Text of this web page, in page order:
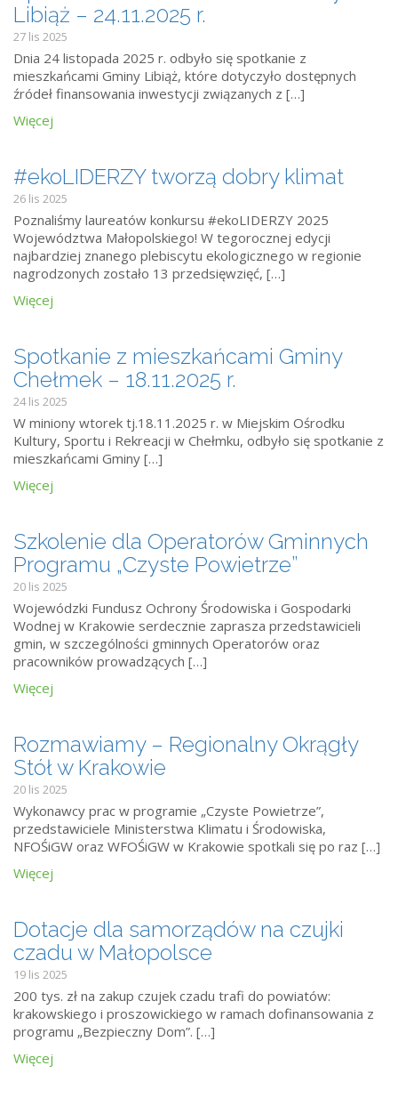
Libiąż – 24.11.2025 r.
27 lis 2025
Dnia 24 listopada 2025 r. odbyło się spotkanie z
mieszkańcami Gminy Libiąż, które dotyczyło dostępnych
źródeł finansowania inwestycji związanych z […]
Więcej
#ekoLIDERZY tworzą dobry klimat
26 lis 2025
Poznaliśmy laureatów konkursu #ekoLIDERZY 2025
Województwa Małopolskiego! W tegorocznej edycji
najbardziej znanego plebiscytu ekologicznego w regionie
nagrodzonych zostało 13 przedsięwzięć, […]
Więcej
Spotkanie z mieszkańcami Gminy
Chełmek – 18.11.2025 r.
24 lis 2025
W miniony wtorek tj.18.11.2025 r. w Miejskim Ośrodku
Kultury, Sportu i Rekreacji w Chełmku, odbyło się spotkanie z
mieszkańcami Gminy […]
Więcej
Szkolenie dla Operatorów Gminnych
Programu „Czyste Powietrze”
20 lis 2025
Wojewódzki Fundusz Ochrony Środowiska i Gospodarki
Wodnej w Krakowie serdecznie zaprasza przedstawicieli
gmin, w szczególności gminnych Operatorów oraz
pracowników prowadzących […]
Więcej
Rozmawiamy – Regionalny Okrągły
Stół w Krakowie
20 lis 2025
Wykonawcy prac w programie „Czyste Powietrze”,
przedstawiciele Ministerstwa Klimatu i Środowiska,
NFOŚiGW oraz WFOŚiGW w Krakowie spotkali się po raz […]
Więcej
Dotacje dla samorządów na czujki
czadu w Małopolsce
19 lis 2025
200 tys. zł na zakup czujek czadu trafi do powiatów:
krakowskiego i proszowickiego w ramach dofinansowania z
programu „Bezpieczny Dom”. […]
Więcej